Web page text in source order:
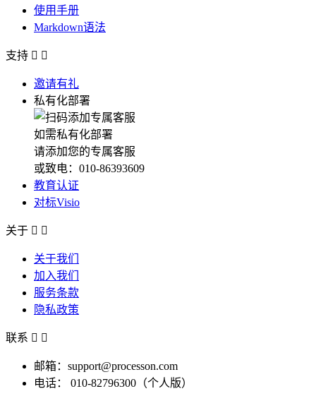
使用手册
Markdown语法
支持  
邀请有礼
私有化部署
如需私有化部署
请添加您的专属客服
或致电：010-86393609
教育认证
对标Visio
关于  
关于我们
加入我们
服务条款
隐私政策
联系  
邮箱：support@processon.com
电话：
010-82796300（个人版）